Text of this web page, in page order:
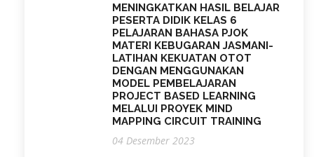
MENINGKATKAN HASIL BELAJAR
PESERTA DIDIK KELAS 6
PELAJARAN BAHASA PJOK
MATERI KEBUGARAN JASMANI-
LATIHAN KEKUATAN OTOT
DENGAN MENGGUNAKAN
MODEL PEMBELAJARAN
PROJECT BASED LEARNING
MELALUI PROYEK MIND
MAPPING CIRCUIT TRAINING
04 Desember 2023